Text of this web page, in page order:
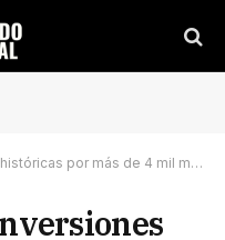
4 mil mdd y generarán más de 16 mil empleos